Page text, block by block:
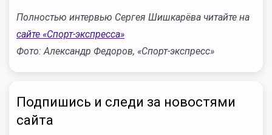
Полностью интервью Сергея Шишкарёва читайте на
сайте «Спорт-экспресса»
Фото: Александр Федоров, «Спорт-экспресс»
Подпишись и следи за новостями
сайта